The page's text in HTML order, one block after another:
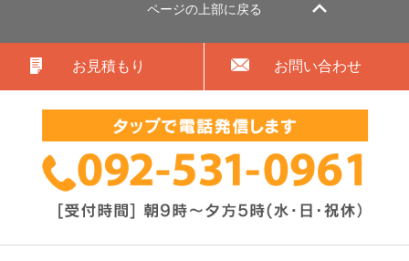
ページの上部に戻る
お見積もり お問い合わせ